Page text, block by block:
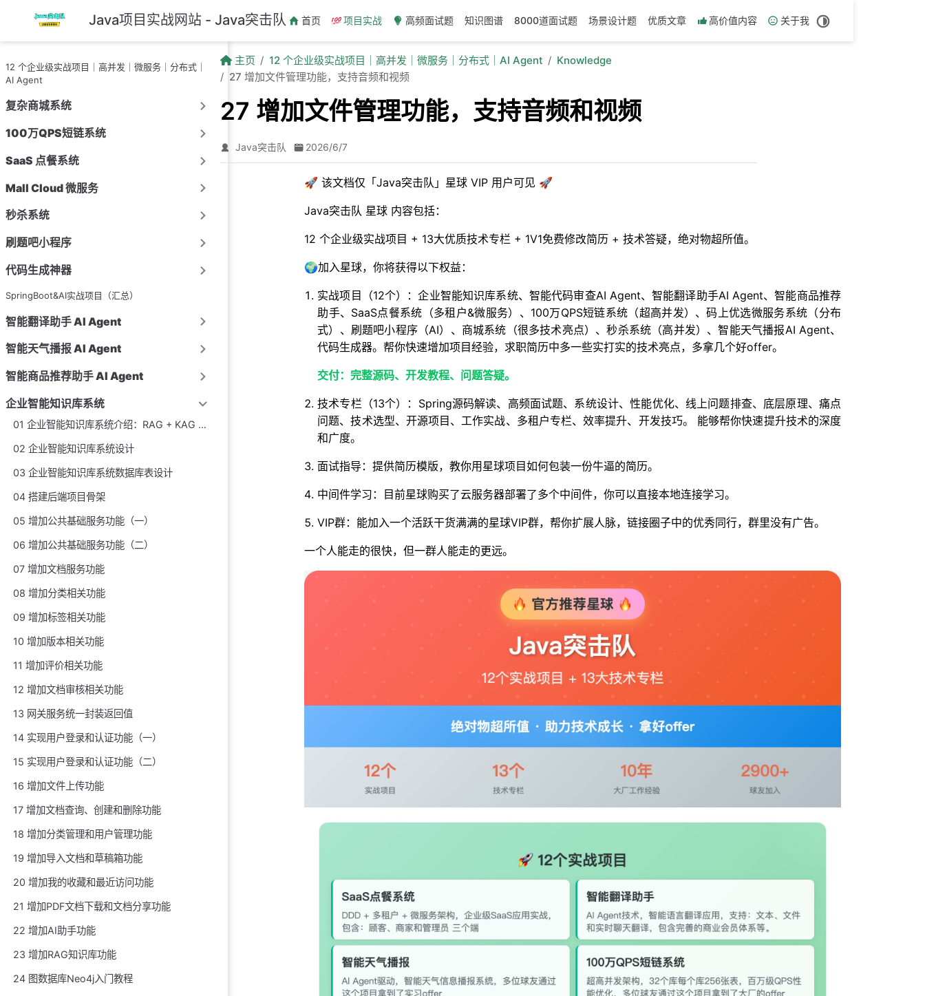
跳至主要內容 Java项目实战网站 - Java突击队 首页 项目实战 高频面试题 知识图谱 8000道面试题 场景设计题 优质文章 高价值内容 关于我
12 个企业级实战项目｜高并发｜微服务｜分布式｜
AI Agent
复杂商城系统
100万QPS短链系统
SaaS 点餐系统
Mall Cloud 微服务
秒杀系统
刷题吧小程序
代码生成神器
SpringBoot&AI实战项目（汇总）
智能翻译助手 AI Agent
智能天气播报 AI Agent
智能商品推荐助手 AI Agent
企业智能知识库系统
01 企业智能知识库系统介绍：RAG + KAG + 知识图谱 + Spring Cloud 微服务实战项目
02 企业智能知识库系统设计
03 企业智能知识库系统数据库表设计
04 搭建后端项目骨架
05 增加公共基础服务功能（一）
06 增加公共基础服务功能（二）
07 增加文档服务功能
08 增加分类相关功能
09 增加标签相关功能
10 增加版本相关功能
11 增加评价相关功能
12 增加文档审核相关功能
13 网关服务统一封装返回值
14 实现用户登录和认证功能（一）
15 实现用户登录和认证功能（二）
16 增加文件上传功能
17 增加文档查询、创建和删除功能
18 增加分类管理和用户管理功能
19 增加导入文档和草稿箱功能
20 增加我的收藏和最近访问功能
21 增加PDF文档下载和文档分享功能
22 增加AI助手功能
23 增加RAG知识库功能
24 图数据库Neo4j入门教程
主页 12 个企业级实战项目｜高并发｜微服务｜分布式｜AI Agent
Knowledge
27 增加文件管理功能，支持音频和视频
27 增加文件管理功能，支持音频和视频
Java突击队 2026/6/7
🚀 该文档仅「Java突击队」星球 VIP 用户可见 🚀
Java突击队 星球 内容包括：
12 个企业级实战项目 + 13大优质技术专栏 + 1V1免费修改简历 + 技术答疑，绝对物超所值。
🌍加入星球，你将获得以下权益：
实战项目（12个）：企业智能知识库系统、智能代码审查AI Agent、智能翻译助手AI Agent、智能商品推荐
助手、SaaS点餐系统（多租户&微服务）、100万QPS短链系统（超高并发）、码上优选微服务系统（分布
式）、刷题吧小程序（AI）、商城系统（很多技术亮点）、秒杀系统（高并发）、智能天气播报AI Agent、
代码生成器。帮你快速增加项目经验，求职简历中多一些实打实的技术亮点，多拿几个好offer。
交付：完整源码、开发教程、问题答疑。
技术专栏（13个）：Spring源码解读、高频面试题、系统设计、性能优化、线上问题排查、底层原理、痛点
问题、技术选型、开源项目、工作实战、多租户专栏、效率提升、开发技巧。 能够帮你快速提升技术的深度
和广度。
面试指导：提供简历模版，教你用星球项目如何包装一份牛逼的简历。
中间件学习：目前星球购买了云服务器部署了多个中间件，你可以直接本地连接学习。
VIP群：能加入一个活跃干货满满的星球VIP群，帮你扩展人脉，链接圈子中的优秀同行，群里没有广告。
一个人能走的很快，但一群人能走的更远。